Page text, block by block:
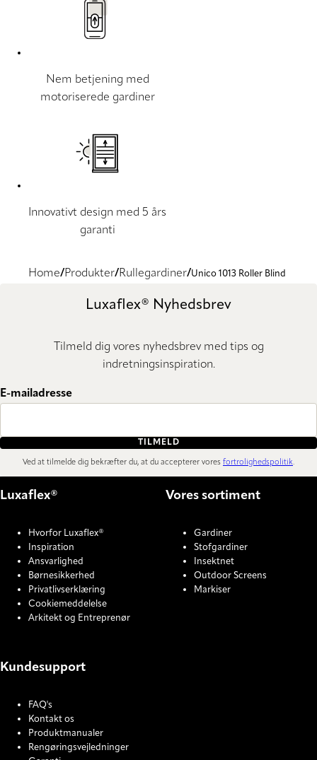
Nem betjening med
motoriserede gardiner
Innovativt design med 5 års
garanti
Home Produkter Rullegardiner Unico 1013 Roller Blind
Luxaflex® Nyhedsbrev
Tilmeld dig vores nyhedsbrev med tips og
indretningsinspiration.
E-mailadresse
TILMELD
Ved at tilmelde dig bekræfter du, at du accepterer vores fortrolighedspolitik.
Luxaflex®
Hvorfor Luxaflex®
Inspiration
Ansvarlighed
Børnesikkerhed
Privatlivserklæring
Cookiemeddelelse
Arkitekt og Entreprenør
Vores sortiment
Gardiner
Stofgardiner
Insektnet
Outdoor Screens
Markiser
Kundesupport
FAQ's
Kontakt os
Produktmanualer
Rengøringsvejledninger